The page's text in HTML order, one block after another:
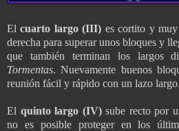
Elcuarto largo (III) es cortito y
derecha para superar unos bloques y
que también terminan los largos
Tormentas. Nuevamente buenos
reunión fácil y rápido con un lazo
El quinto largo (IV)sube recto por
no es posible proteger en los